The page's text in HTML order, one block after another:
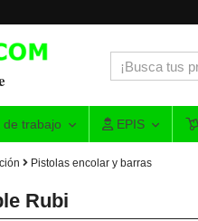
de trabajo EPIS
Pistolas encolar y barras
Rubi